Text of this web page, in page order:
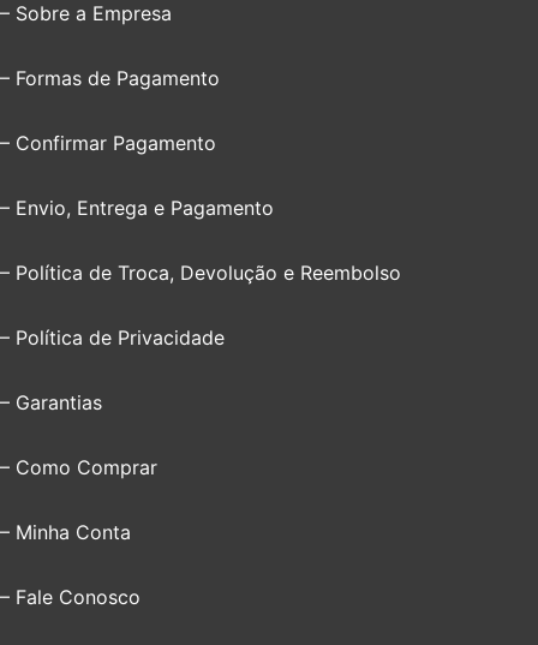
– Sobre a Empresa
– Formas de Pagamento
– Confirmar Pagamento
– Envio, Entrega e Pagamento
– Política de Troca, Devolução e Reembolso
– Política de Privacidade
– Garantias
– Como Comprar
– Minha Conta
– Fale Conosco